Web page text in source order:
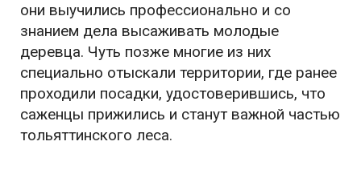
они выучились профессионально и со
знанием дела высаживать молодые
деревца. Чуть позже многие из них
специально отыскали территории, где ранее
проходили посадки, удостоверившись, что
саженцы прижились и станут важной частью
тольяттинского леса.